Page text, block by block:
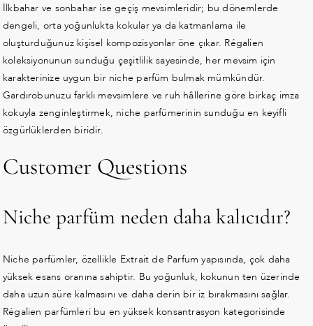
İlkbahar ve sonbahar ise geçiş mevsimleridir; bu dönemlerde
dengeli, orta yoğunlukta kokular ya da katmanlama ile
oluşturduğunuz kişisel kompozisyonlar öne çıkar. Régalien
koleksiyonunun sunduğu çeşitlilik sayesinde, her mevsim için
karakterinize uygun bir niche parfüm bulmak mümkündür.
Gardırobunuzu farklı mevsimlere ve ruh hâllerine göre birkaç imza
kokuyla zenginleştirmek, niche parfümerinin sunduğu en keyifli
özgürlüklerden biridir.
Customer Questions
Niche parfüm neden daha kalıcıdır?
Niche parfümler, özellikle Extrait de Parfum yapısında, çok daha
yüksek esans oranına sahiptir. Bu yoğunluk, kokunun ten üzerinde
daha uzun süre kalmasını ve daha derin bir iz bırakmasını sağlar.
Régalien parfümleri bu en yüksek konsantrasyon kategorisinde